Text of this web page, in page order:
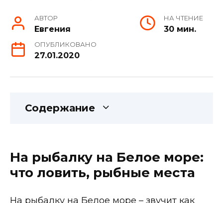
АВТОР
Евгения
НА ЧТЕНИЕ
30 мин.
ОПУБЛИКОВАНО
27.01.2020
Содержание
На рыбалку на Белое море:
что ловить, рыбные места
На рыбалку на Белое море – звучит как